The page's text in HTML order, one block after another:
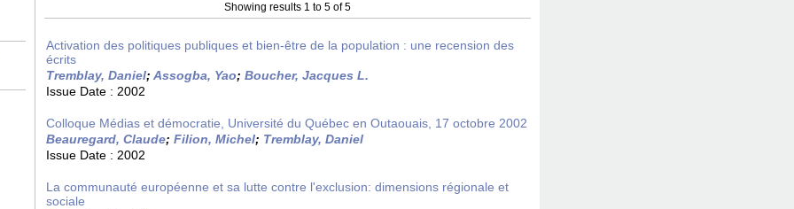
Showing results 1 to 5 of 5
Activation des politiques publiques et bien-être de la population : une recension des
écrits
Tremblay, Daniel; Assogba, Yao; Boucher, Jacques L.
Issue Date : 2002
Colloque Médias et démocratie, Université du Québec en Outaouais, 17 octobre 2002
Beauregard, Claude; Filion, Michel; Tremblay, Daniel
Issue Date : 2002
La communauté européenne et sa lutte contre l'exclusion: dimensions régionale et
sociale